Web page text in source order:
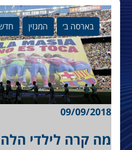
בארסה ב׳ המגזין
09/09/2018
מה קרה לילדי